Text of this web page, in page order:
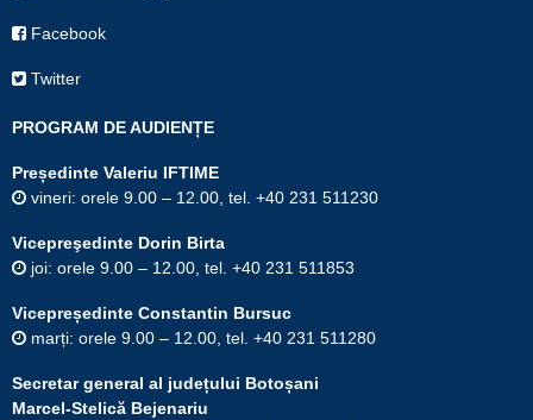
Facebook
Twitter
PROGRAM DE AUDIENȚE
Președinte Valeriu IFTIME
vineri: orele 9.00 – 12.00, tel. +40 231 511230
Vicepreşedinte Dorin Birta
joi: orele 9.00 – 12.00, tel. +40 231 511853
Vicepreședinte Constantin Bursuc
marți: orele 9.00 – 12.00, tel. +40 231 511280
Secretar general al județului Botoșani
Marcel-Stelică Bejenariu